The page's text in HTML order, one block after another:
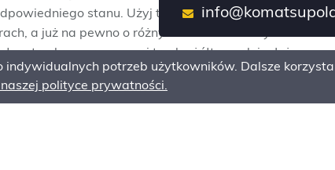
stanu. Użyj takiego oleju hydraulicznego
a już na pewno o różnych kolorach. Kiedyś
trochę czerwonego i trochę żółtego oleju. Już na
tak się zrobiło w pompie hydraulicznej twojego
Spójrz na maszynę czy nie ma nigdzie wycieku, lub
potrzeb użytkowników. Dalsze
polityce prywatności.